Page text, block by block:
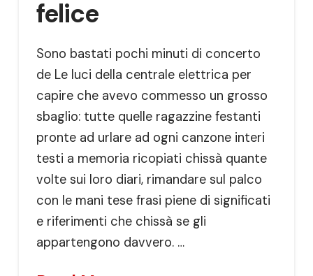
felice
Sono bastati pochi minuti di concerto
de Le luci della centrale elettrica per
capire che avevo commesso un grosso
sbaglio: tutte quelle ragazzine festanti
pronte ad urlare ad ogni canzone interi
testi a memoria ricopiati chissà quante
volte sui loro diari, rimandare sul palco
con le mani tese frasi piene di significati
e riferimenti che chissà se gli
appartengono davvero. …